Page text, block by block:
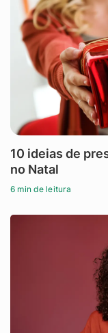
10 ideias de
no Natal
6 min de leitura